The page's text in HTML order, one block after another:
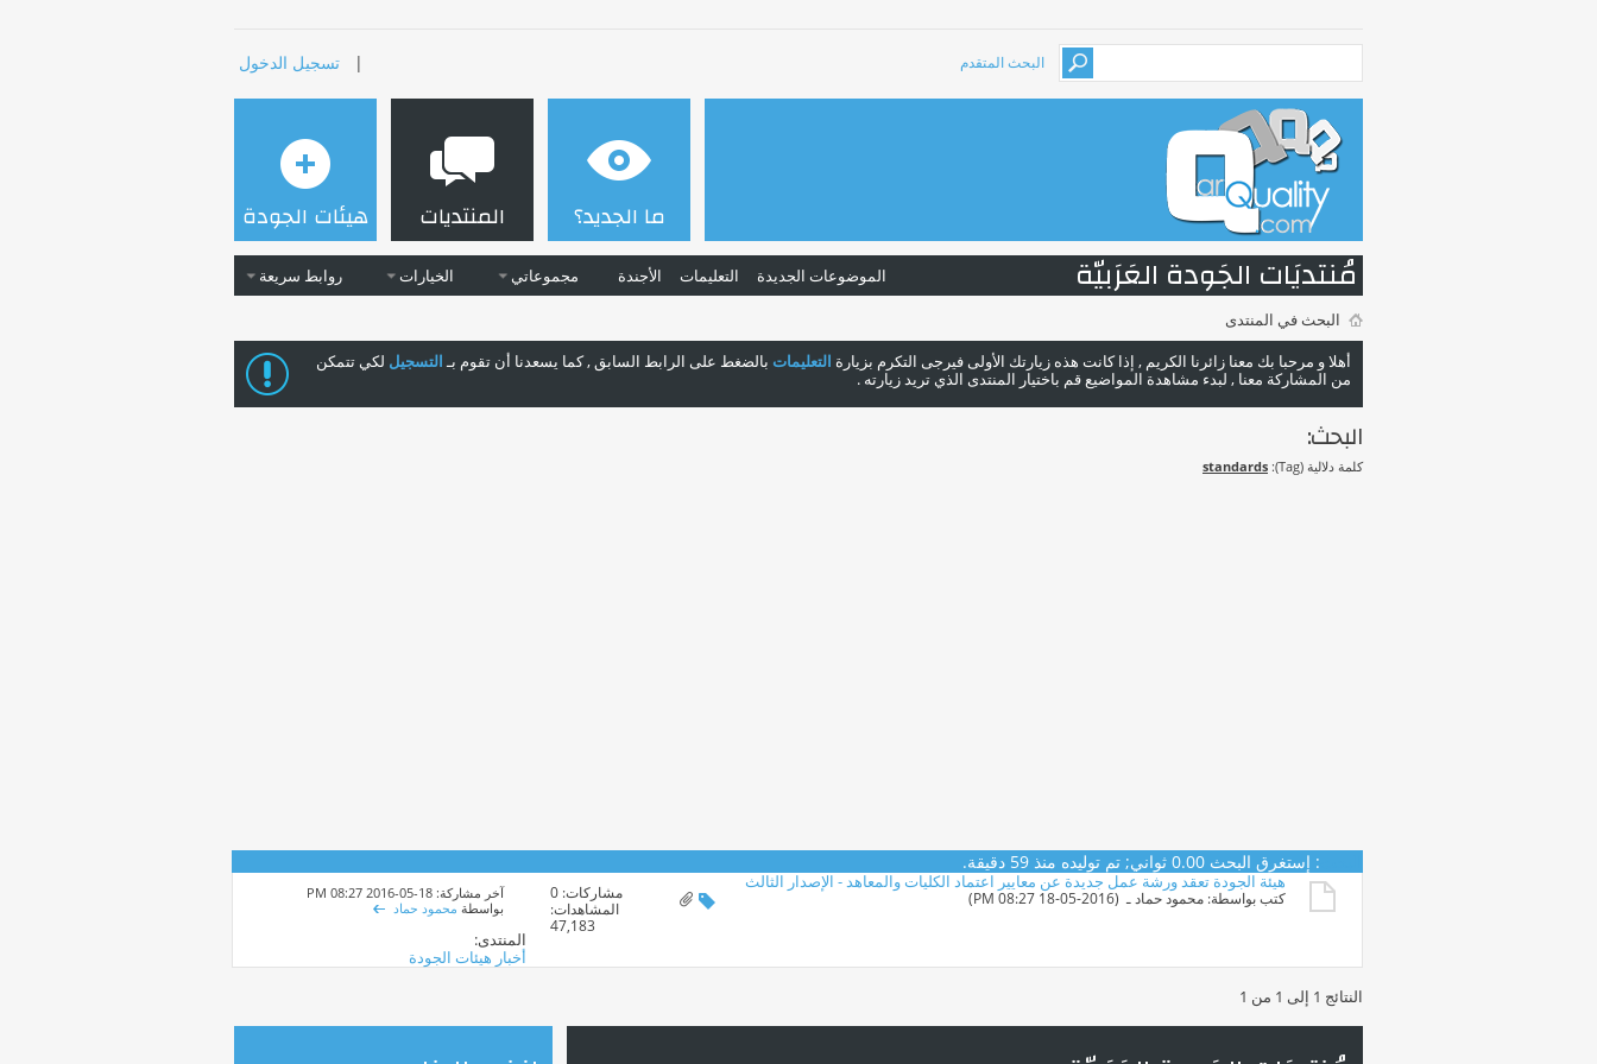
البحث المتقدم | تسجيل الدخول
ما الجديد؟ المنتديات
الموضوعات الجديدة التعليمات الأجندة مجموعاتي الخيارات روابط سريعة
هيئات الجودة
مُنتديَات الجَودة العَرَبيّة
البحث في المنتدى
أهلا و مرحبا بك معنا زائرنا الكريم , إذا كانت هذه زيارتك الأولى فيرجى التكرم بزيارة التعليمات بالضغط على الرابط السابق , كما يسعدنا أن تقوم بـالتسجيل لكي تتمكن
من المشاركة معنا , لبدء مشاهدة المواضيع قم باختيار المنتدى الذي تريد زيارته .
البحث:
كلمة دلالية (Tag): standards
: إستغرق البحث 0.00 ثواني; تم توليده منذ 59 دقيقة.
هيئة الجودة تعقد ورشة عمل جديدة عن معايير اعتماد الكليات والمعاهد - الإصدار الثالث
كتب بواسطة: محمود حمادـ ‏ (18-05-2016 08:27 PM) مشاركات: 0
المشاهدات:
47,183
آخر مشاركة: 18-05-2016
08:27 PM
بواسطة محمود حماد
المنتدى:
أخبار هيئات الجودة
النتائج 1 إلى 1 من 1